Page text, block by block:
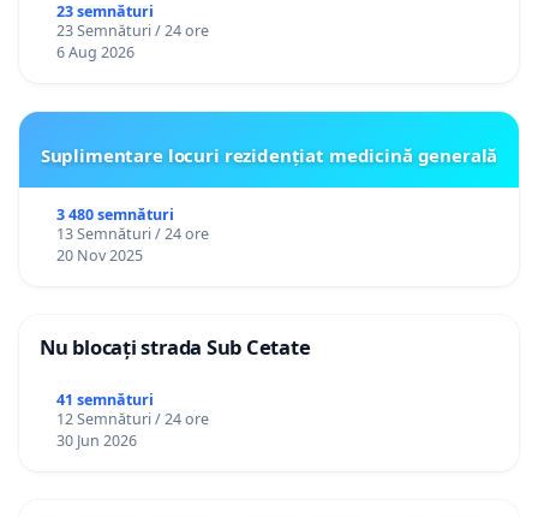
23 semnături
23 Semnături / 24 ore
6 Aug 2026
Suplimentare locuri rezidențiat medicină generală
3 480 semnături
13 Semnături / 24 ore
20 Nov 2025
Nu blocați strada Sub Cetate
41 semnături
12 Semnături / 24 ore
30 Jun 2026